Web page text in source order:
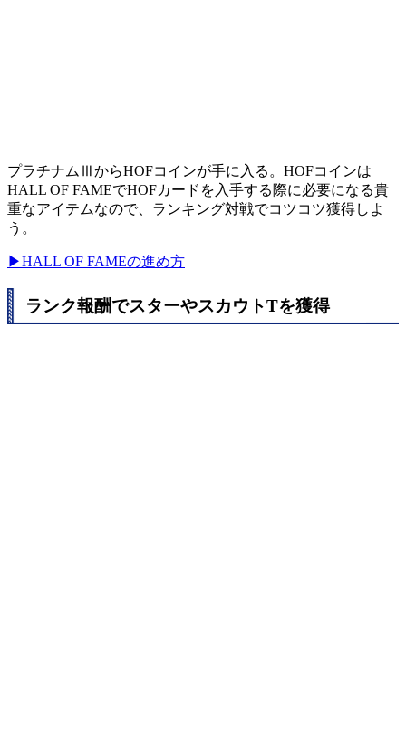
プラチナムⅢからHOFコインが手に入る。HOFコインは
HALL OF FAMEでHOFカードを入手する際に必要になる貴
重なアイテムなので、ランキング対戦でコツコツ獲得しよ
う。
▶HALL OF FAMEの進め方
ランク報酬でスターやスカウトTを獲得